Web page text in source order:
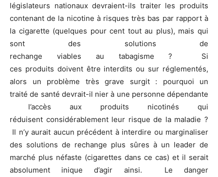
législateurs nationaux devraient-ils traiter les produits
contenant de la nicotine à risques très bas par rapport à
la cigarette (quelques pour cent tout au plus), mais qui
sont des solutions de
rechange viables au tabagisme ? Si
ces produits doivent être interdits ou sur réglementés,
alors un problème très grave surgit : pourquoi un
traité de santé devrait-il nier à une personne dépendante
l’accès aux produits nicotinés qui
réduisent considérablement leur risque de la maladie ?
Il n’y aurait aucun précédent à interdire ou marginaliser
des solutions de rechange plus sûres à un leader de
marché plus néfaste (cigarettes dans ce cas) et il serait
absolument inique d’agir ainsi. Le danger